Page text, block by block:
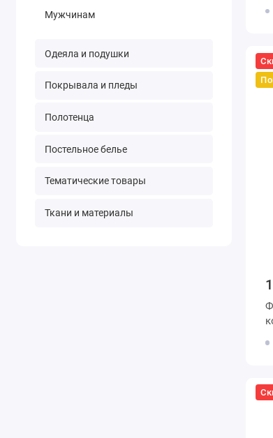
Мужчинам
Одеяла и подушки
Покрывала и пледы
Полотенца
Постельное белье
Тематические товары
Ткани и материалы